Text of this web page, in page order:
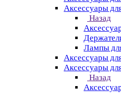
Аксессуары
Назад
Лампы
Аксессуары
Аксессуары
Назад